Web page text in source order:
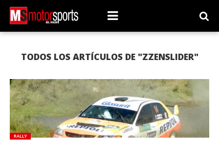
TODOS LOS ARTÍCULOS DE "ZZENSLIDER"
RALLY